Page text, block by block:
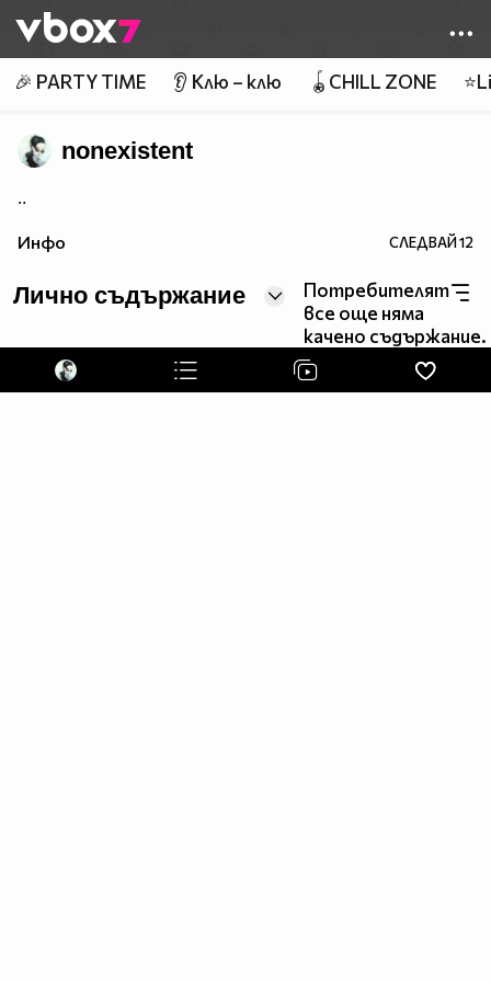
👾
🎉 PARTY TIME 👂 Клю – клю 🪀CHILL ZONE
nonexistent
..
Инфо СЛЕДВАЙ12
Лично съдържание
Потребителят
все още няма
качено съдържание.